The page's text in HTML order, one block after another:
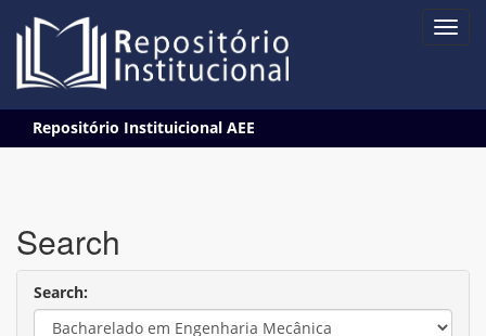
navigation
Repositório Instituicional AEE
Search
Search: